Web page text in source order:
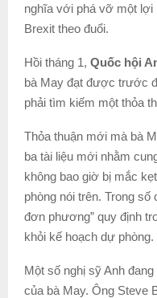
nghĩa với phá vỡ một
Brexit theo đuổi.
Hồi tháng 1, Quốc hội
bà May đạt được trước
phải tìm kiếm một thỏa
Thỏa thuận mới mà bà
ba tài liệu mới nhằm
không bao giờ bị mắc
phòng nói trên. Trong số
đơn phương” quy định
khỏi kế hoạch dự phòng.
Một số nghị sỹ Anh
của bà May. Ông Steve